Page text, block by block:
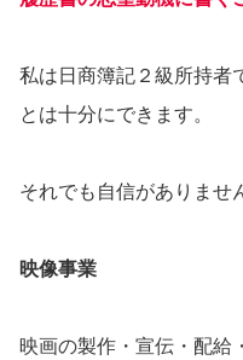
私は日商簿記２級所持者
とは十分にできます。
それでも自信がありませ
映像事業
映画の製作・宣伝・配給